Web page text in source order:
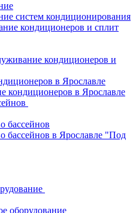
систем кондиционирования
кондиционеров и сплит
кондиционеров и
в Ярославле
кондиционеров в Ярославле
бассейнов
бассейнов в Ярославле "Под
оборудование